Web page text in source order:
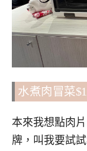
水煮肉冒菜
本來我想點肉
牌，叫我要試